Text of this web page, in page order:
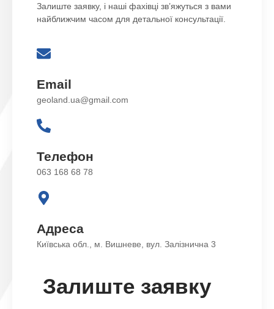
Залиште заявку, і наші фахівці зв’яжуться з вами
найближчим часом для детальної консультації.
Email
geoland.ua@gmail.com
Телефон
063 168 68 78
Адреса
Київська обл., м. Вишневе, вул. Залізнична 3
Залиште заявку